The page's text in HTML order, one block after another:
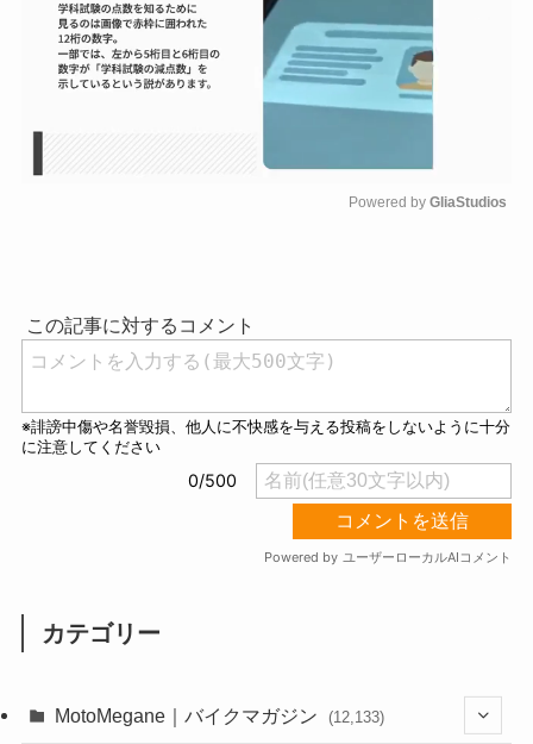
Powered by GliaStudios
カテゴリー
MotoMegane｜バイクマガジン (12,133)